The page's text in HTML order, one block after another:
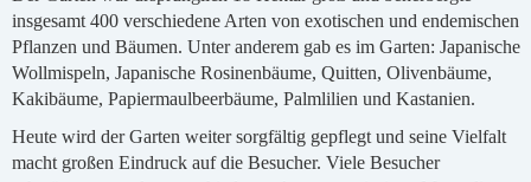
insgesamt 400 verschiedene Arten von exotischen und endemischen
Pflanzen und Bäumen. Unter anderem gab es im Garten: Japanische
Wollmispeln, Japanische Rosinenbäume, Quitten, Olivenbäume,
Kakibäume, Papiermaulbeerbäume, Palmlilien und Kastanien.
Heute wird der Garten weiter sorgfältig gepflegt und seine Vielfalt
macht großen Eindruck auf die Besucher. Viele Besucher